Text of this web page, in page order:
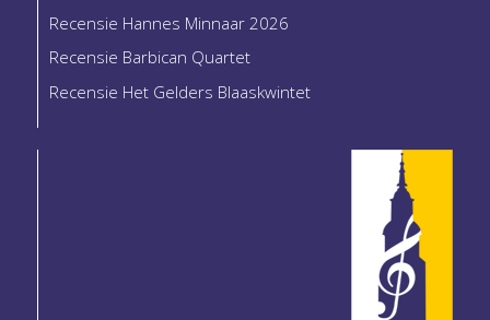
Recensie Hannes Minnaar 2026
Recensie Barbican Quartet
Recensie Het Gelders Blaaskwintet